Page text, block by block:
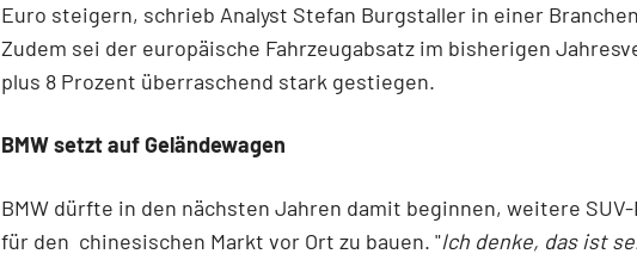
Euro steigern, schrieb Analyst Stefan Burgstaller in einer
Zudem sei der europäische Fahrzeugabsatz im bisherigen
plus 8 Prozent überraschend stark gestiegen.
BMW setzt auf Geländewagen
BMW dürfte in den nächsten Jahren damit beginnen, weitere SUV-
für den chinesischen Markt vor Ort zu bauen. "Ich denke, das ist